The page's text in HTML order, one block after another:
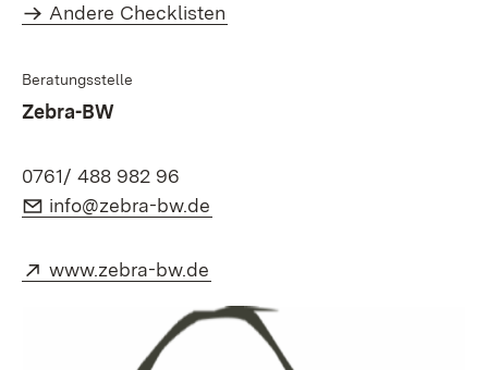
Andere Checklisten
Beratungsstelle
Zebra-BW
0761/ 488 982 96
E-Mail:
info@zebra-bw.de
Extern:
www.zebra-bw.de